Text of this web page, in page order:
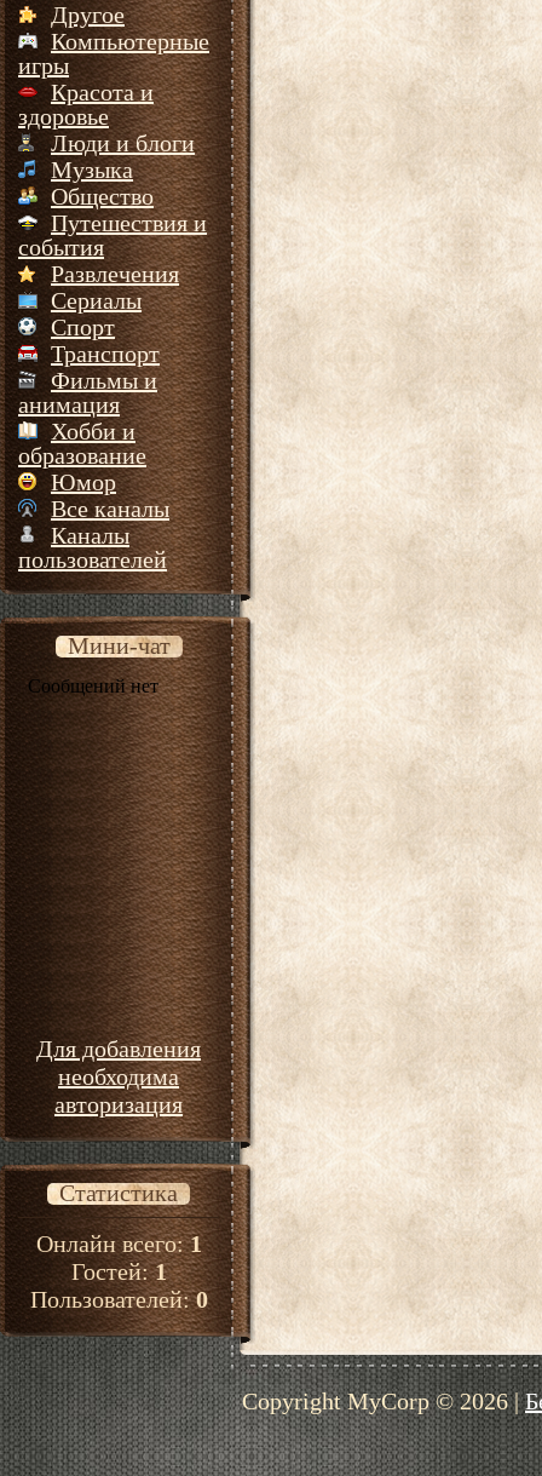
Другое
Компьютерные
игры
Красота и
здоровье
Люди и блоги
Музыка
Общество
Путешествия и
события
Развлечения
Сериалы
Спорт
Транспорт
Фильмы и
анимация
Хобби и
образование
Юмор
Все каналы
Каналы
пользователей
Мини-чат
Для добавления
необходима
авторизация
Статистика
Онлайн всего:1
Гостей:1
Пользователей:0
Copyright MyCorp © 2026|